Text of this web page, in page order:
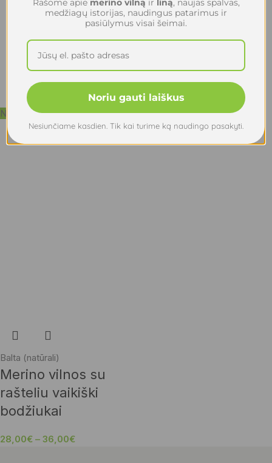
Nauja
Balta (natūrali)
Merino vilnos su
rašteliu vaikiški
bodžiukai
28,00€ – 36,00€
Rašome apie merino vilną ir liną, naujas spalvas,
medžiagų istorijas, naudingus patarimus ir
pasiūlymus visai šeimai.
Noriu gauti laiškus
Nesiunčiame kasdien. Tik kai turime ką naudingo pasakyti.